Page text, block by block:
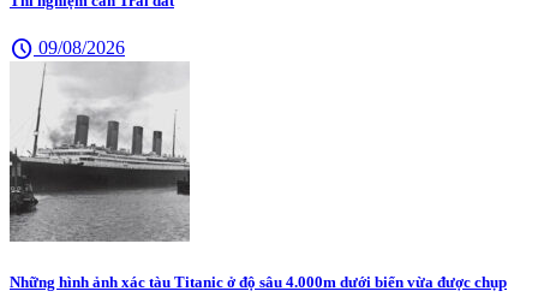
schedule 09/08/2026
Những hình ảnh xác tàu Titanic ở độ sâu 4.000m dưới biển vừa được chụp